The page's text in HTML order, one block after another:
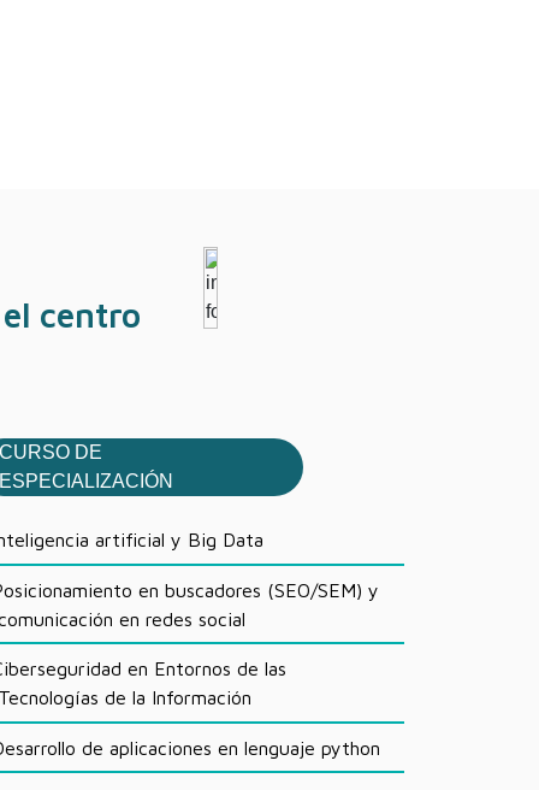
centro
DE
artificial y Big Data
en buscadores (SEO/SEM) y
en redes social
en Entornos de las
de la Información
de aplicaciones en lenguaje python